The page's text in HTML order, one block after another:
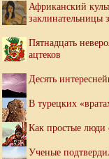
Африканский
заклинательницы
Пятнадцать
ацтеков
Десять
В турецких
Как простые люди
Ученые